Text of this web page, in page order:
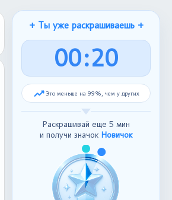
+ Ты уже раскрашиваешь +
00:21
Это меньше на 98%, чем у других
Раскрашивай еще 5 мин
и получи значок Новичок